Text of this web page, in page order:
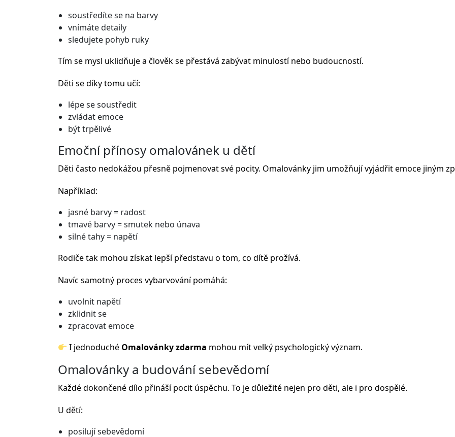
soustředíte se na barvy
vnímáte detaily
sledujete pohyb ruky
Tím se mysl uklidňuje a člověk se přestává zabývat minulostí nebo budoucností.
Děti se díky tomu učí:
lépe se soustředit
zvládat emoce
být trpělivé
Emoční přínosy omalovánek u dětí
Děti často nedokážou přesně pojmenovat své pocity. Omalovánky jim umožňují vyjádřit emoce jiným
Například:
jasné barvy = radost
tmavé barvy = smutek nebo únava
silné tahy = napětí
Rodiče tak mohou získat lepší představu o tom, co dítě prožívá.
Navíc samotný proces vybarvování pomáhá:
uvolnit napětí
zklidnit se
zpracovat emoce
I jednoduché Omalovánky zdarma mohou mít velký psychologický význam.
Omalovánky a budování sebevědomí
Každé dokončené dílo přináší pocit úspěchu. To je důležité nejen pro děti, ale i pro dospělé.
U dětí:
posilují sebevědomí